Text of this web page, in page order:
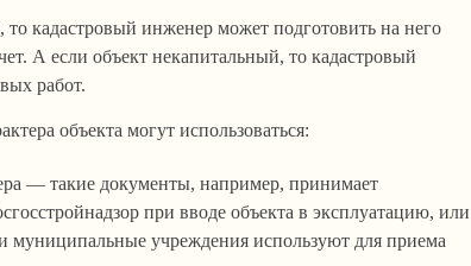
кадастровый инженер может подготовить на него
А если объект некапитальный, то кадастровый
работ.
объекта могут использоваться:
— такие документы, например, принимает
при вводе объекта в эксплуатацию, или
муниципальные учреждения используют для приема